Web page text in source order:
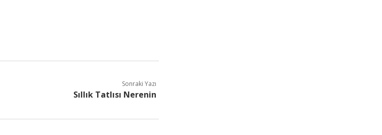
Sonraki Yazı
Sıllık Tatlısı Nerenin